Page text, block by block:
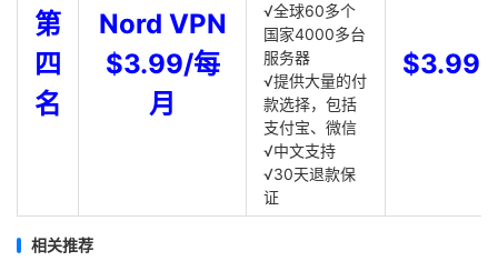
第
四
名
Nord VPN
$3.99/每
月
√全球60多个
国家4000多台
服务器
√提供大量的付
款选择，包括
支付宝、微信
√中文支持
√30天退款保
证
$3.99
相关推荐